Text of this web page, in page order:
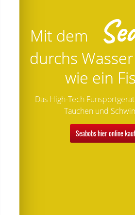
Mit dem
durchs
wie ein
Das High-Tech
Tauchen und
Seabobs hier online